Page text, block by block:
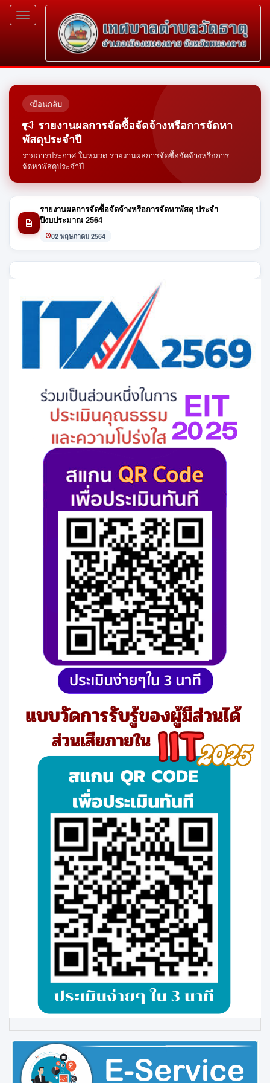
Toggle
navigation
ย้อนกลับ
รายงานผลการจัดซื้อจัดจ้างหรือการจัดหา
พัสดุประจำปี
รายการประกาศ ในหมวด รายงานผลการจัดซื้อจัดจ้างหรือการ
จัดหาพัสดุประจำปี
รายงานผลการจัดซื้อจัดจ้างหรือการจัดหาพัสดุ ประจำ
ปีงบประมาณ 2564
02 พฤษภาคม 2564